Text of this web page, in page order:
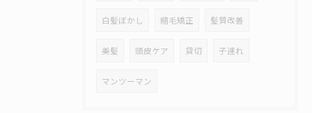
白髪ぼかし 縮毛矯正 髪質改善
美髪 頭皮ケア 貸切 子連れ
マンツーマン